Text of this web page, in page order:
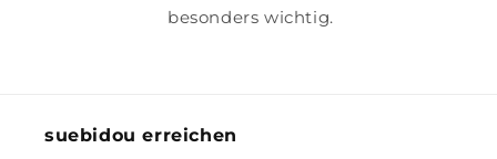
besonders wichtig.
suebidou erreichen